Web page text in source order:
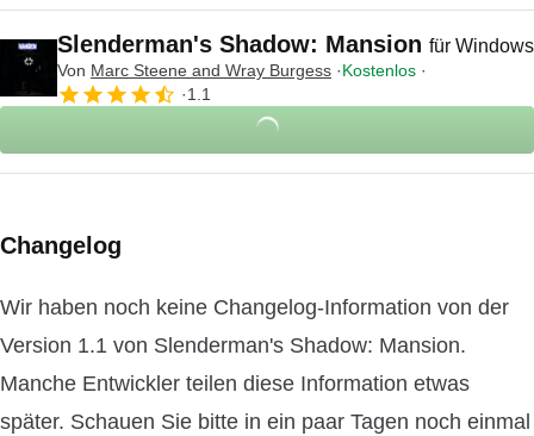
Slenderman's Shadow: Mansion für Windows
Von Marc Steene and Wray Burgess
Kostenlos
1.1
Changelog
Wir haben noch keine Changelog-Information von der
Version 1.1 von Slenderman's Shadow: Mansion.
Manche Entwickler teilen diese Information etwas
später. Schauen Sie bitte in ein paar Tagen noch einmal